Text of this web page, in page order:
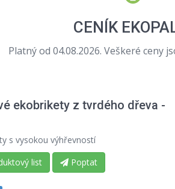
CENÍK
Platný od 04.08.2026. Veškeré ceny
ekobrikety z tvrdého dřeva -
s vysokou výhřevností
list
Poptat